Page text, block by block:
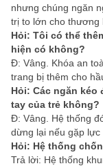
nhưng chúng ngăn
trị to lớn cho thương
Hỏi: Tôi có thể
hiện có không?
Đ: Vâng. Khóa an
trang bị thêm cho
Hỏi: Các ngăn
tay của trẻ không?
Đ: Vâng. Hệ thống
dừng lại nếu gặp lực
Hỏi: Hệ thống
Trả lời: Hệ thống